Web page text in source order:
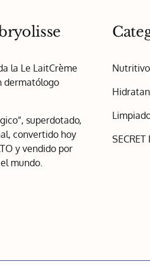
la Le LaitCrème
dermatólogo
superdotado,
convertido hoy
y vendido por
mundo.